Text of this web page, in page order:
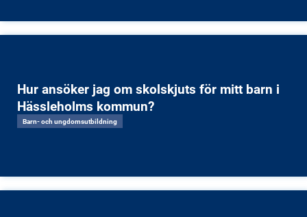
Hur ansöker jag om skolskjuts för mitt barn i
Hässleholms kommun?
Barn- och ungdomsutbildning